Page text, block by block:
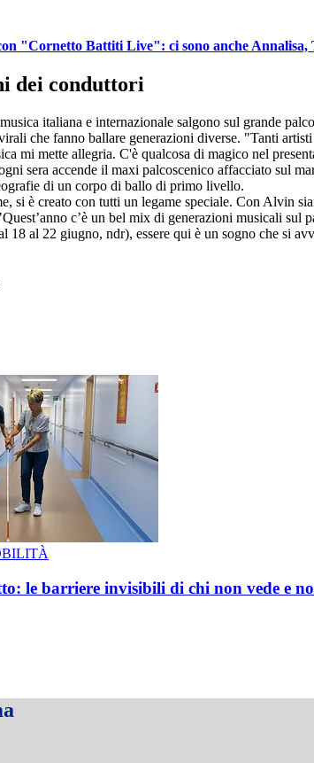
"Cornetto Battiti Live": ci sono anche Annalisa,
dei conduttori
italiana e internazionale salgono sul grande
che fanno ballare generazioni diverse. "Tanti
mi mette allegria. C'è qualcosa di magico nel
sera accende il maxi palcoscenico affacciato sul
di un corpo di ballo di primo livello.
si è creato con tutti un legame speciale. Con Alvin
c’è un bel mix di generazioni musicali
18 al 22 giugno, ndr), essere qui è un sogno che si
le barriere invisibili di chi non vede e